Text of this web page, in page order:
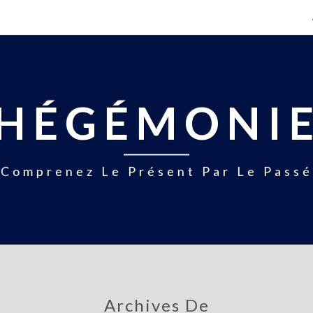
Comprenez Le Présent Par Le Passé
Archives De